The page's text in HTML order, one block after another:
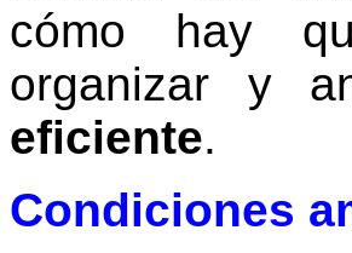
cómo hay
organizar y
eficiente.
Condiciones